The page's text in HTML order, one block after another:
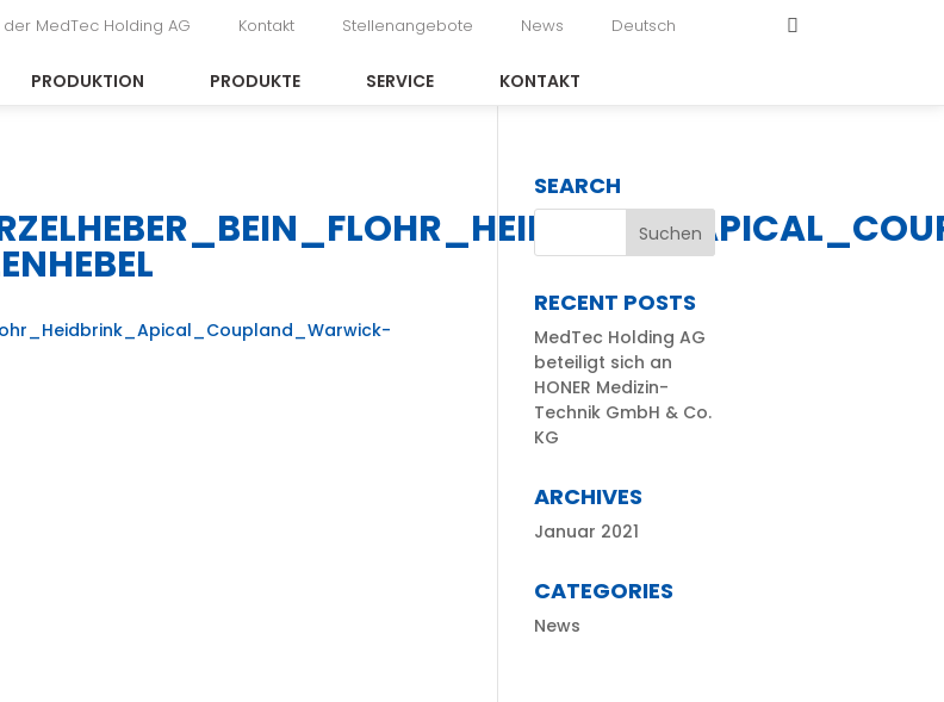
MedTec Holding AG Kontakt Stellenangebote News Deutsch
PRODUKTION PRODUKTE SERVICE KONTAKT
SEARCH
RECENT POSTS
MedTec Holding AG
beteiligt sich an
HONER Medizin-
Technik GmbH & Co.
KG
ARCHIVES
Januar 2021
CATEGORIES
News